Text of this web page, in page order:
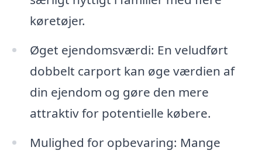
køretøjer.
Øget ejendomsværdi: En veludført
dobbelt carport kan øge værdien af
din ejendom og gøre den mere
attraktiv for potentielle købere.
Mulighed for opbevaring: Mange